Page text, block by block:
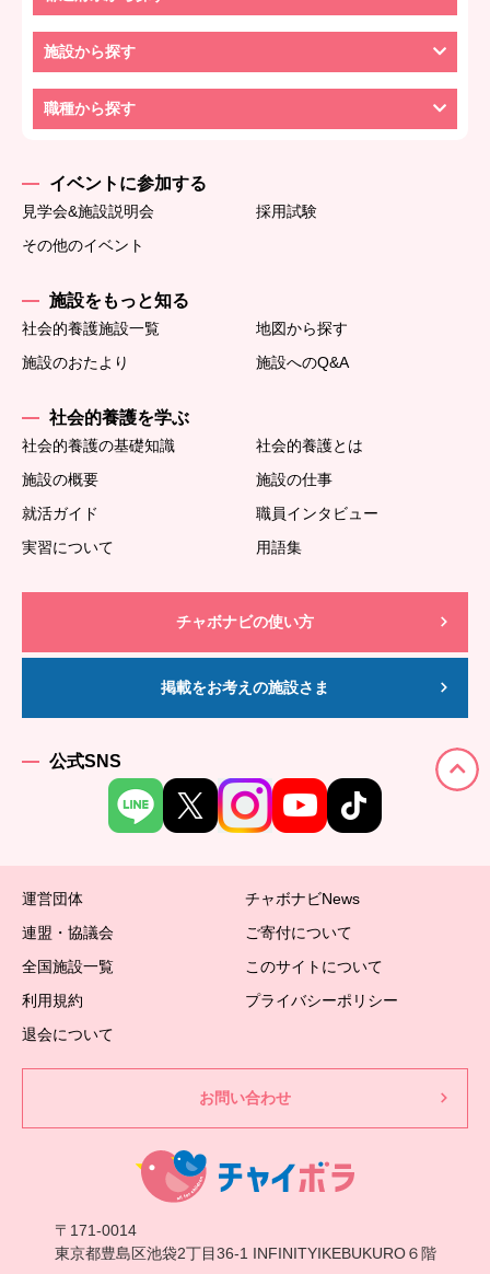
施設から探す
職種から探す
イベントに参加する
見学会&施設説明会
採用試験
その他のイベント
施設をもっと知る
社会的養護施設一覧
地図から探す
施設のおたより
施設へのQ&A
社会的養護を学ぶ
社会的養護の基礎知識
社会的養護とは
施設の概要
施設の仕事
就活ガイド
職員インタビュー
実習について
用語集
チャボナビの使い方
掲載をお考えの施設さま
公式SNS
運営団体
チャボナビNews
連盟・協議会
ご寄付について
全国施設一覧
このサイトについて
利用規約
プライバシーポリシー
退会について
お問い合わせ
〒171-0014
東京都豊島区池袋2丁目36-1 INFINITYIKEBUKURO６階